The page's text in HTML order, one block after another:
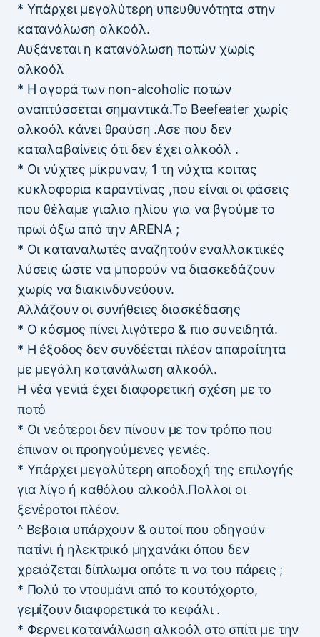
* Υπάρχει μεγαλύτερη υπευθυνότητα στην
κατανάλωση αλκοόλ.
Αυξάνεται η κατανάλωση ποτών χωρίς
αλκοόλ
* Η αγορά των non-alcoholic ποτών
αναπτύσσεται σημαντικά.Το Beefeater χωρίς
αλκοόλ κάνει θραύση .Ασε που δεν
καταλαβαίνεις ότι δεν έχει αλκοόλ .
* Οι νύχτες μίκρυναν, 1 τη νύχτα κοιτας
κυκλοφορια καραντίνας ,που είναι οι φάσεις
που θέλαμε γιαλια ηλίου για να βγούμε το
πρωί όξω από την ARENA ;
* Οι καταναλωτές αναζητούν εναλλακτικές
λύσεις ώστε να μπορούν να διασκεδάζουν
χωρίς να διακινδυνεύουν.
Αλλάζουν οι συνήθειες διασκέδασης
* Ο κόσμος πίνει λιγότερο & πιο συνειδητά.
* Η έξοδος δεν συνδέεται πλέον απαραίτητα
με μεγάλη κατανάλωση αλκοόλ.
Η νέα γενιά έχει διαφορετική σχέση με το
ποτό
* Οι νεότεροι δεν πίνουν με τον τρόπο που
έπιναν οι προηγούμενες γενιές.
* Υπάρχει μεγαλύτερη αποδοχή της επιλογής
για λίγο ή καθόλου αλκοόλ.Πολλοι οι
ξενέροτοι πλέον.
^ Βεβαια υπάρχουν & αυτοί που οδηγούν
πατίνι ή ηλεκτρικό μηχανάκι όπου δεν
χρειάζεται δίπλωμα οπότε τι να του πάρεις ;
* Πολύ το ντουμάνι από το κουτόχορτο,
γεμίζουν διαφορετικά το κεφάλι .
* Φερνει κατανάλωση αλκοόλ στο σπίτι με την